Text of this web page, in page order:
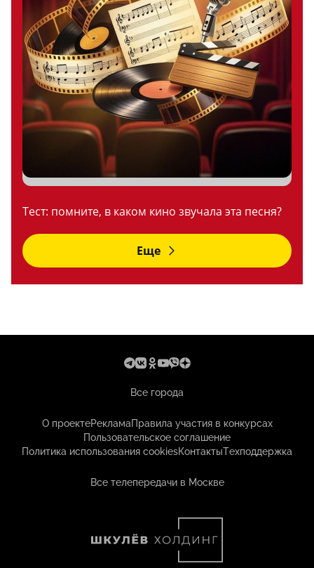
Тест: помните, в каком кино звучала эта песня?
Еще
Все города
О проектеРекламаПравила участия в конкурсах
Пользовательское соглашение
Политика использования cookiesКонтактыТехподдержка
Все телепередачи в Москве